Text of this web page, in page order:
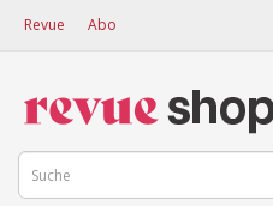
Revue Abo